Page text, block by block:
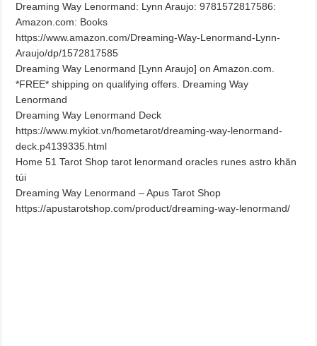
Dreaming Way Lenormand: Lynn Araujo: 9781572817586:
Amazon.com: Books
https://www.amazon.com/Dreaming-Way-Lenormand-Lynn-
Araujo/dp/1572817585
Dreaming Way Lenormand [Lynn Araujo] on Amazon.com.
*FREE* shipping on qualifying offers. Dreaming Way
Lenormand
Dreaming Way Lenormand Deck
https://www.mykiot.vn/hometarot/dreaming-way-lenormand-
deck.p4139335.html
Home 51 Tarot Shop tarot lenormand oracles runes astro khăn
túi
Dreaming Way Lenormand – Apus Tarot Shop
https://apustarotshop.com/product/dreaming-way-lenormand/